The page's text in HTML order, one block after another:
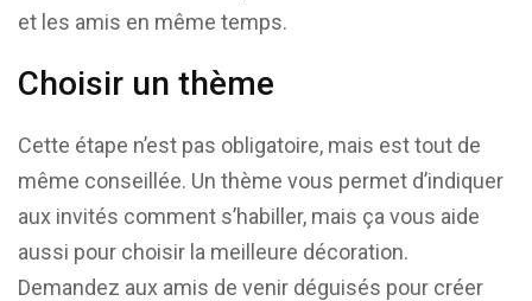
et les amis en même temps.
Choisir un thème
Cette étape n’est pas obligatoire, mais est tout de
même conseillée. Un thème vous permet d’indiquer
aux invités comment s’habiller, mais ça vous aide
aussi pour choisir la meilleure décoration.
Demandez aux amis de venir déguisés pour créer